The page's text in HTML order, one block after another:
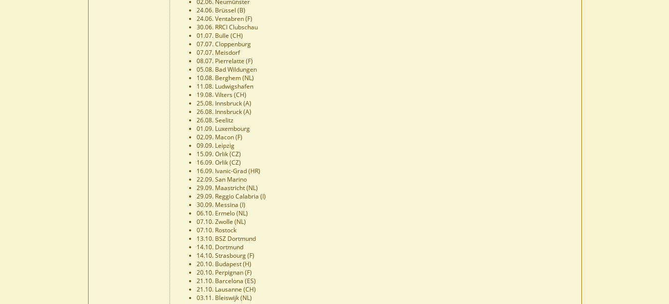
24.06. Brüssel (B)
24.06. Ventabren (F)
30.06. RRCI Clubschau
01.07. Bulle (CH)
07.07. Cloppenburg
07.07. Meisdorf
08.07. Pierrelatte (F)
05.08. Bad Wildungen
10.08. Berghem (NL)
11.08. Ludwigshafen
19.08. Vilters (CH)
25.08. Innsbruck (A)
26.08. Innsbruck (A)
26.08. Seelitz
01.09. Luxembourg
02.09. Macon (F)
09.09. Leipzig
15.09. Orlik (CZ)
16.09. Orlik (CZ)
16.09. Ivanic-Grad (HR)
22.09. San Marino
29.09. Maastricht (NL)
29.09. Reggio Calabria (I)
30.09. Messina (I)
06.10. Ermelo (NL)
07.10. Zwolle (NL)
07.10. Rostock
13.10. BSZ Dortmund
14.10. Dortmund
14.10. Strasbourg (F)
20.10. Budapest (H)
20.10. Perpignan (F)
21.10. Barcelona (ES)
21.10. Lausanne (CH)
03.11. Bleiswijk (NL)